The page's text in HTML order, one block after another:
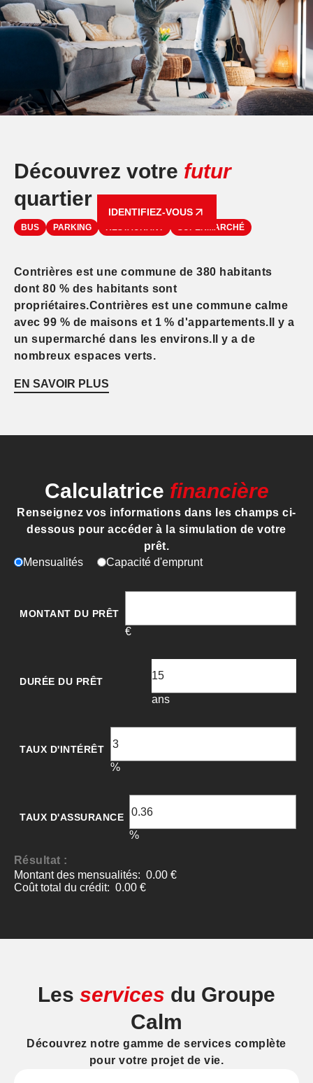
Découvrez votre futur
quartier
IDENTIFIEZ-VOUS
Contrières est une commune de 380 habitants
dont 80 % des habitants sont
propriétaires.Contrières est une commune calme
avec 99 % de maisons et 1 % d'appartements.Il y a
un supermarché dans les environs.Il y a de
nombreux espaces verts.
EN SAVOIR PLUS
BUS PARKING RESTAURANT SUPERMARCHÉ
Calculatrice financière
Renseignez vos informations dans les champs ci-
dessous pour accéder à la simulation de votre
prêt.
Les services du Groupe
Calm
Découvrez notre gamme de services complète
pour votre projet de vie.